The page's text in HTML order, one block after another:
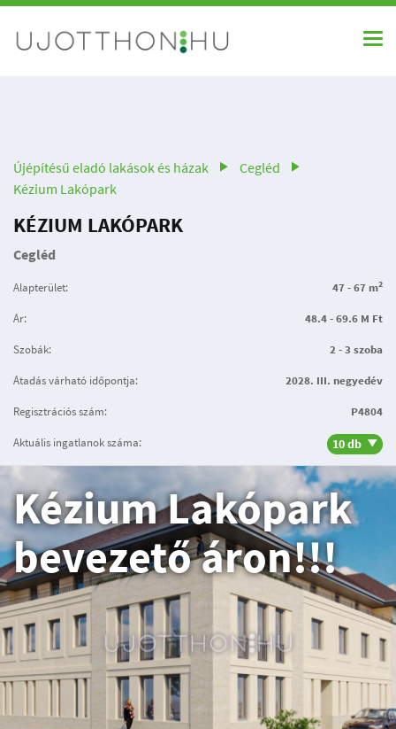
Újépítésű eladó lakások és házak
Cegléd
Kézium Lakópark
KÉZIUM LAKÓPARK
Cegléd
Alapterület: 47 - 67 m2
Ár: 48.4 - 69.6 M Ft
Szobák: 2 - 3 szoba
Átadás várható időpontja: 2028. III. negyedév
Regisztrációs szám: P4804
Aktuális ingatlanok száma: 10 db
Kézium Lakópark
bevezető áron!!!